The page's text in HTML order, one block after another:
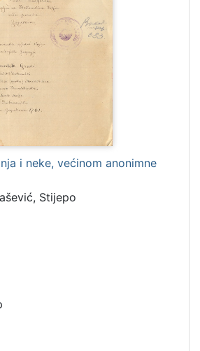
i neke, većinom anonimne
Stijepo